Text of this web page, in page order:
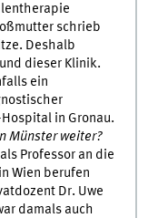
schrieb
Deshalb
dieser Klinik.
ein
in Gronau.
Münster weiter?
Professor an die
Wien berufen
Dr. Uwe
damals auch